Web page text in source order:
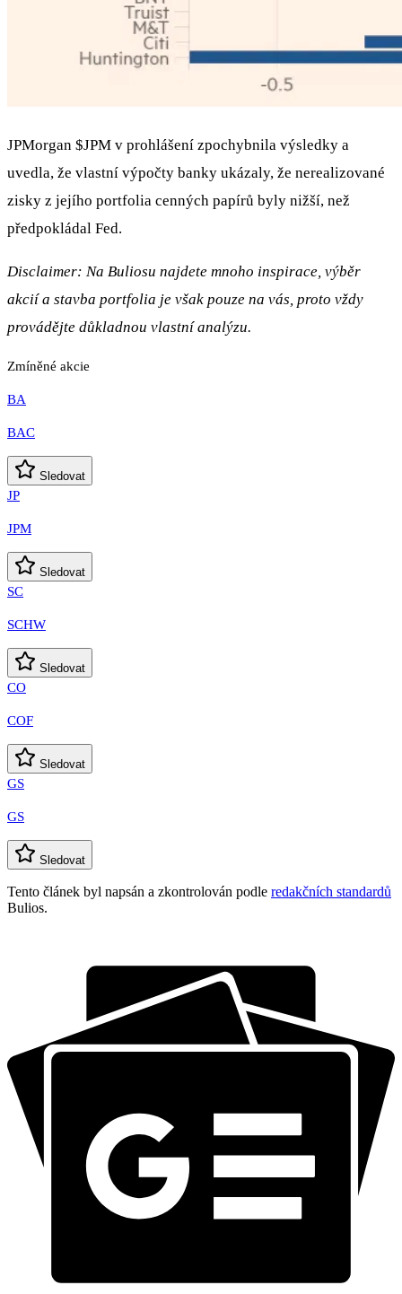
JPMorgan $JPM v prohlášení zpochybnila výsledky a
uvedla, že vlastní výpočty banky ukázaly, že nerealizované
zisky z jejího portfolia cenných papírů byly nižší, než
předpokládal Fed.
Disclaimer: Na Buliosu najdete mnoho inspirace, výběr
akcií a stavba portfolia je však pouze na vás, proto vždy
provádějte důkladnou vlastní analýzu.
Zmíněné akcie
BA
BAC
Sledovat
JP
JPM
Sledovat
SC
SCHW
Sledovat
CO
COF
Sledovat
GS
GS
Sledovat
Tento článek byl napsán a zkontrolován podle redakčních standardů
Bulios.